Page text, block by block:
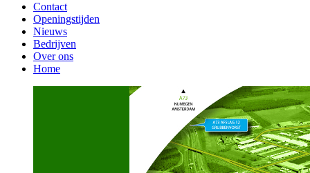
Contact
Openingstijden
Nieuws
Bedrijven
Over ons
Home